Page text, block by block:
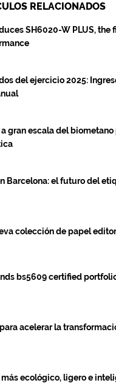
RELACIONADOS
SH6020-W PLUS,
del ejercicio 2025:
gran escala del
Barcelona: el futuro del
colección de papel
bs5609 certified
acelerar la
ecológico, ligero e